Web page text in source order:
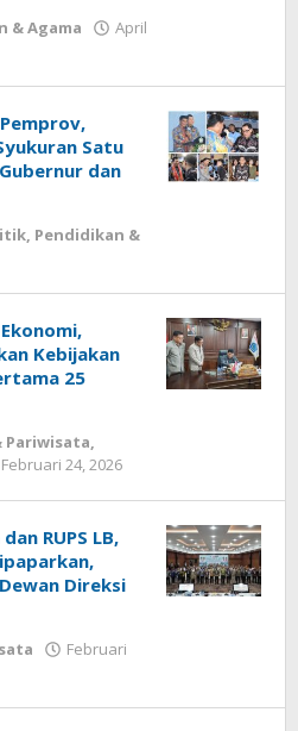
& Agama
April
Satu
dan
, Pendidikan &
Kebijakan
25
Pariwisata,
Februari 24, 2026
RUPS LB,
Direksi
Februari